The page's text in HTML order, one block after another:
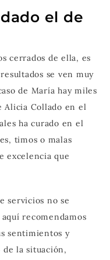
el de
cerrados de ella, es
se ven muy
de María hay miles
Alicia Collado en el
ha curado en el
timos o malas
excelencia que
servicios no se
recomendamos
sentimientos y
la situación,